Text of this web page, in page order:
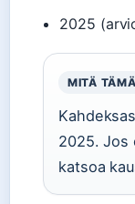
2025
MITÄ
2025. Jos
katsoa